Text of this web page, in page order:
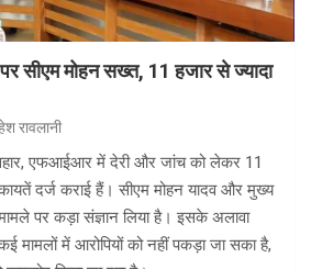
सीएम मोहन सख्त, 11 हजार से ज्यादा
रावलानी
एफआईआर में देरी और जांच को लेकर 11
दर्ज कराई हैं। सीएम मोहन यादव और मुख्य
पर कड़ा संज्ञान लिया है। इसके अलावा
मामलों में आरोपियों को नहीं पकड़ा जा सका है,